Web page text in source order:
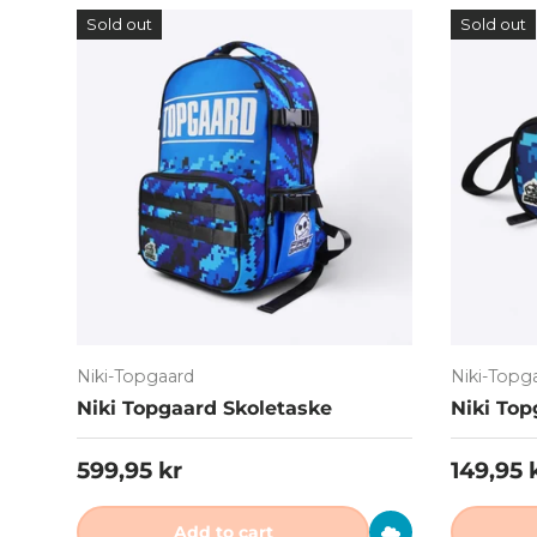
Sold out
Niki-Topgaard
Niki Topgaard Skoletaske
Regular price
599,95 kr
Add to cart
Sold out
Niki-
Niki
149,95